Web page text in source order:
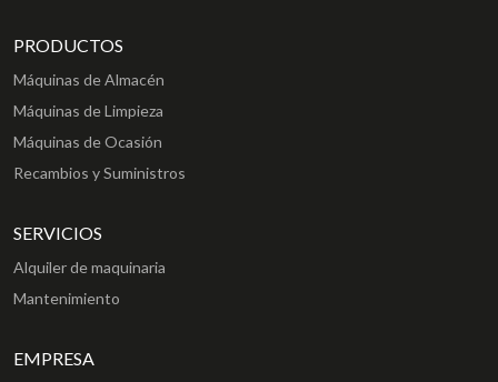
PRODUCTOS
Máquinas de Almacén
Máquinas de Limpieza
Máquinas de Ocasión
Recambios y Suministros
SERVICIOS
Alquiler de maquinaria
Mantenimiento
EMPRESA